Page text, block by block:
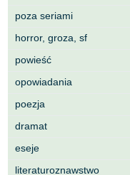
poza seriami
horror, groza, sf
powieść
opowiadania
poezja
dramat
eseje
literaturoznawstwo